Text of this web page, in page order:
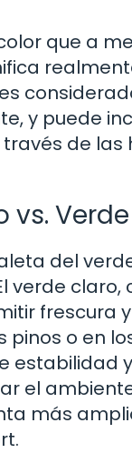
que a
y puede
de las
vs.
del
verde
frescura
pinos o en
estabilidad
el
más